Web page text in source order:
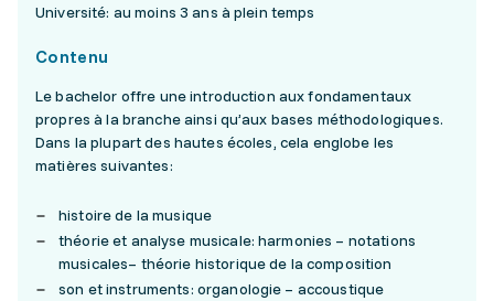
Université: au moins 3 ans à plein temps
Contenu
Le bachelor offre une introduction aux fondamentaux
propres à la branche ainsi qu’aux bases méthodologiques.
Dans la plupart des hautes écoles, cela englobe les
matières suivantes:
histoire de la musique
théorie et analyse musicale: harmonies – notations
musicales– théorie historique de la composition
son et instruments: organologie – accoustique